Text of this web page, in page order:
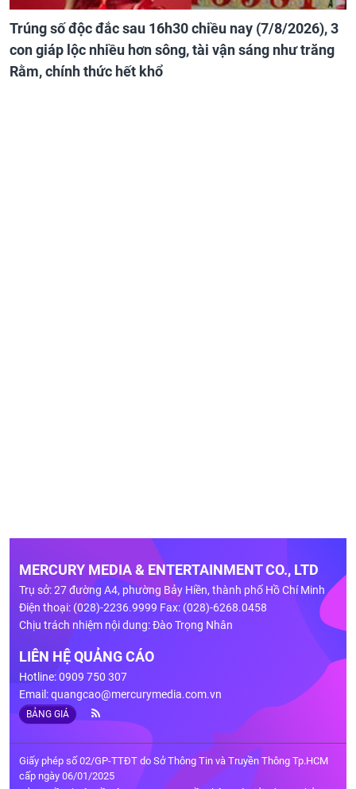
Trúng số độc đắc sau 16h30 chiều nay (7/8/2026), 3
con giáp lộc nhiều hơn sông, tài vận sáng như trăng
Rằm, chính thức hết khổ
MERCURY MEDIA & ENTERTAINMENT CO., LTD
Trụ sở: 27 đường A4, phường Bảy Hiền, thành phố Hồ Chí Minh
Điện thoại: (028)-2236.9999 Fax: (028)-6268.0458
Chịu trách nhiệm nội dung: Đào Trọng Nhân
LIÊN HỆ QUẢNG CÁO
Hotline: 0909 750 307
Email:quangcao@mercurymedia.com.vn
BẢNG GIÁ
Giấy phép số 02/GP-TTĐT do Sở Thông Tin và Truyền Thông Tp.HCM
cấp ngày 06/01/2025